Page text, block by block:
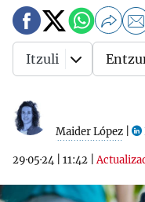
Maider López
29·05·24 11:42 |
Itzuli